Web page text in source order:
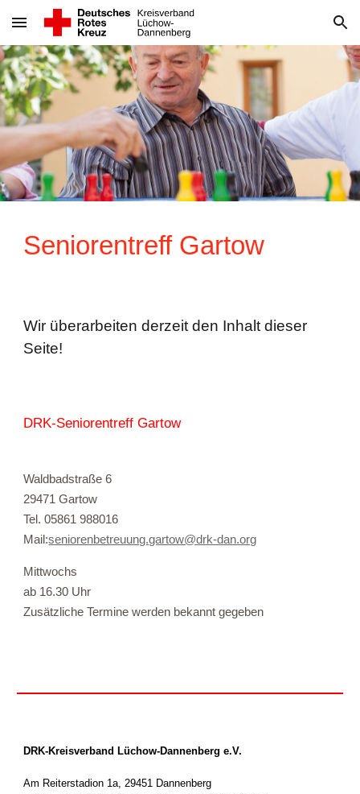
Skip to main content Skip to navigation
Seniorentreff Gartow
Wir überarbeiten derzeit den Inhalt dieser
Seite!
DRK-Seniorentreff Gartow
Waldbadstraße 6
29471 Gartow
Tel. 05861 988016
Mail:seniorenbetreuung.gartow@drk-dan.org
Mittwochs
ab 16.30 Uhr
Zusätzliche Termine werden bekannt gegeben
DRK-Kreisverband Lüchow-Dannenberg e.V.
Am Reiterstadion 1a, 29451 Dannenberg